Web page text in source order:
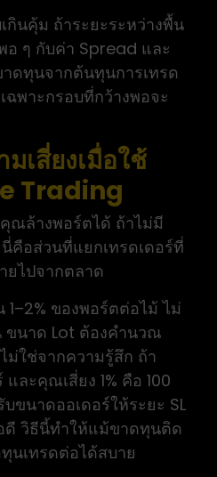
กินคุ้ม ถ้าระยะระหว่างพื้น
อ ๆ กับค่า Spread และ
ดทุนจากต้นทุนการเทรด
ฉพาะกรอบที่กว้างพอจะ
เสี่ยงเมื่อใช้
Trading
ณล้างพอร์ตได้ ถ้าไม่มี
คือส่วนที่แยกเทรดเดอร์ที่
ไปจากตลาด
1–2% ของพอร์ตต่อไม้ ไม่
นาด Lot ต้องคำนวณ
ม่ใช่จากความรู้สึก ถ้า
ละคุณเสี่ยง 1% คือ 100
ขนาดออเดอร์ให้ระยะ SL
ดี วิธีนี้ทำให้แม้ขาดทุนติด
นเทรดต่อได้สบาย